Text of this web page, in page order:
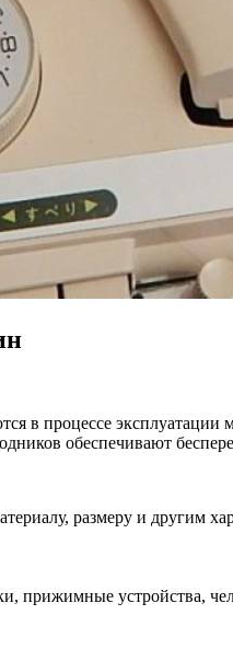
в процессе
обеспечивают
размеру и другим
прижимные устройства,